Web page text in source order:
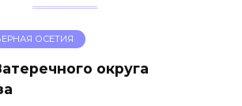
ОСЕТИЯ
округа